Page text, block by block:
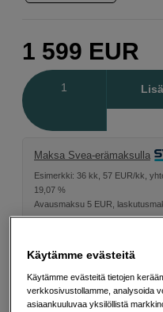
1 599 EUR
Maksa Svea-erämaksulla
Esimerkki: 36 kk, 57 EUR/kk,
19,07 %
Avausmaksu 5 EUR,
liittymien tekemistä ja uusien
välilehteen)
Käytämme evästeitä
Käytämme evästeitä tietojen
verkkosivustollamme, analysoida
asiaankuuluvaa yksilöllistä